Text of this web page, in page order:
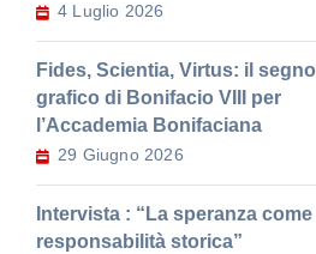
4 Luglio 2026
Fides, Scientia, Virtus: il segno
grafico di Bonifacio VIII per
l’Accademia Bonifaciana
29 Giugno 2026
Intervista : “La speranza come
responsabilità storica”